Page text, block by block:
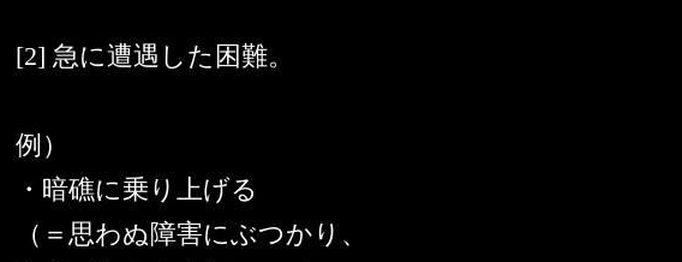
[2] 急に遭遇した困難。
例）
・暗礁に乗り上げる
（＝思わぬ障害にぶつかり、